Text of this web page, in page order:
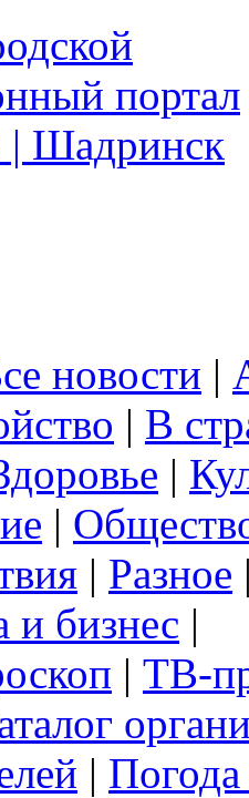
новости |
| В
|
|
| Разное
и бизнес |
| ТВ-
|